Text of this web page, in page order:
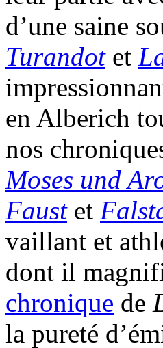
d’une saine
Turandotet
en Alberich
nos
Moses und
Faustet
vaillant et
dont il
chronique de
la pureté